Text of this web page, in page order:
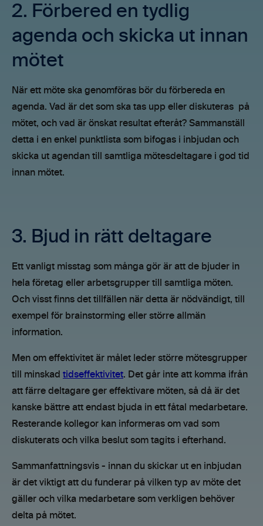
2. Förbered en tydlig
agenda och skicka ut innan
mötet
När ett möte ska genomföras bör du förbereda en
agenda. Vad är det som ska tas upp eller diskuteras på
mötet, och vad är önskat resultat efteråt? Sammanställ
detta i en enkel punktlista som bifogas i inbjudan och
skicka ut agendan till samtliga mötesdeltagare i god tid
innan mötet.
3. Bjud in rätt deltagare
Ett vanligt misstag som många gör är att de bjuder in
hela företag eller arbetsgrupper till samtliga möten.
Och visst finns det tillfällen när detta är nödvändigt, till
exempel för brainstorming eller större allmän
information.
Men om effektivitet är målet leder större mötesgrupper
till minskad tidseffektivitet. Det går inte att komma ifrån
att färre deltagare ger effektivare möten, så då är det
kanske bättre att endast bjuda in ett fåtal medarbetare.
Resterande kollegor kan informeras om vad som
diskuterats och vilka beslut som tagits i efterhand.
Sammanfattningsvis - innan du skickar ut en inbjudan
är det viktigt att du funderar på vilken typ av möte det
gäller och vilka medarbetare som verkligen behöver
delta på mötet.